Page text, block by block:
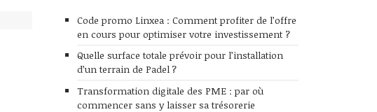
Code promo Linxea : Comment profiter de l’offre
en cours pour optimiser votre investissement ?
Quelle surface totale prévoir pour l’installation
d’un terrain de Padel ?
Transformation digitale des PME : par où
commencer sans y laisser sa trésorerie